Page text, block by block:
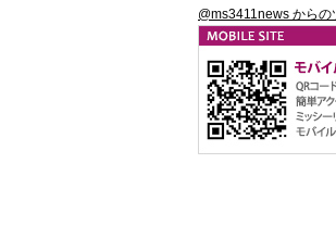
@ms3411news からの